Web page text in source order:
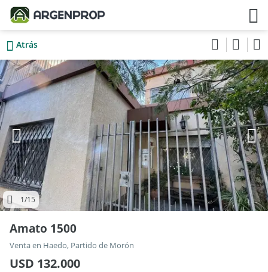
Atrás
1/15
Amato 1500
Venta en Haedo, Partido de Morón
USD 132.000